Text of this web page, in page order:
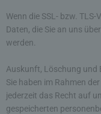
Wenn die SSL- bzw.
Daten, die Sie an uns
werden.
Auskunft, Löschung und
Sie haben im Rahmen
jederzeit das Recht auf
gespeicherten